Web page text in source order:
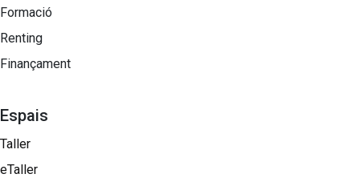
Formació
Renting
Finançament
Espais
Taller
eTaller